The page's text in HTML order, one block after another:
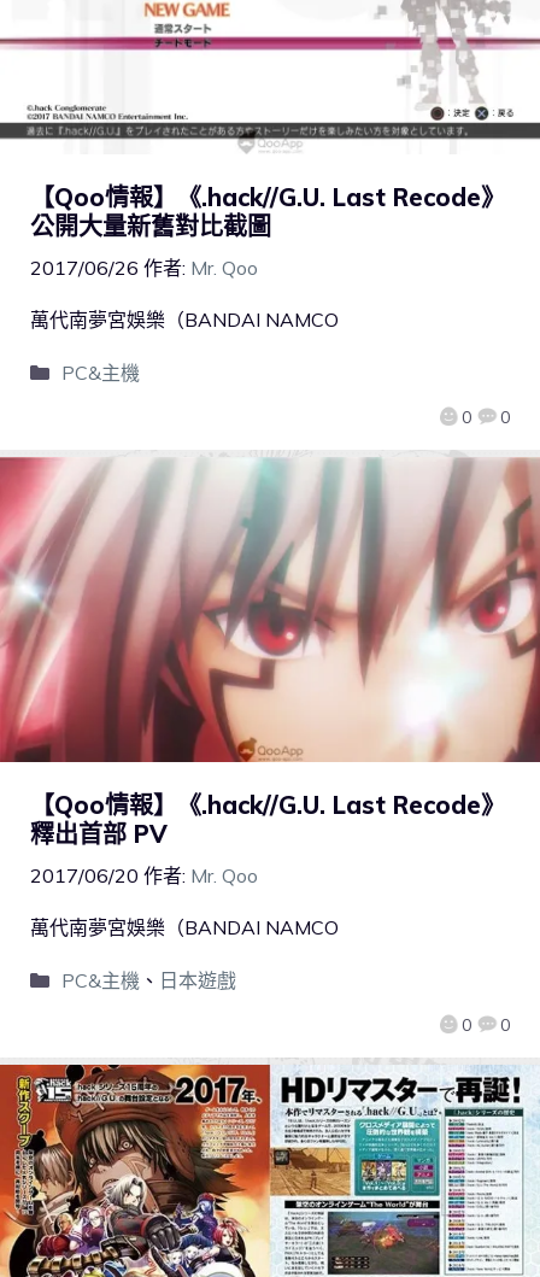
【Qoo情報】《.hack//G.U. Last Recode》
公開大量新舊對比截圖
2017/06/26 作者: Mr. Qoo
0 0
萬代南夢宮娛樂（BANDAI NAMCO
PC&主機
【Qoo情報】《.hack//G.U. Last Recode》
釋出首部 PV
2017/06/20 作者: Mr. Qoo
0 0
萬代南夢宮娛樂（BANDAI NAMCO
PC&主機、 日本遊戲